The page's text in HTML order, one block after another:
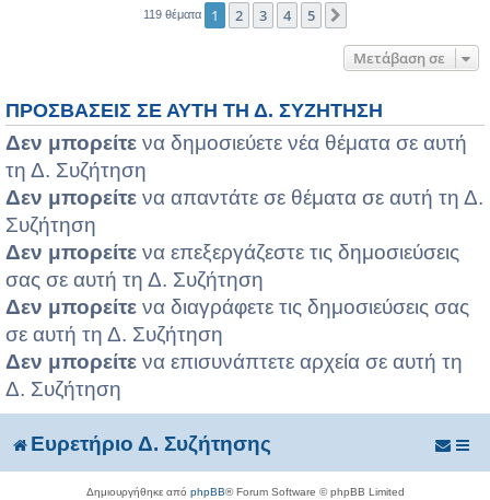
119 θέματα 1 2 3 4 5
Μετάβαση σε
ΠΡΟΣΒΆΣΕΙΣ ΣΕ ΑΥΤΉ ΤΗ Δ. ΣΥΖΉΤΗΣΗ
Δεν μπορείτε να δημοσιεύετε νέα θέματα σε αυτή
τη Δ. Συζήτηση
Δεν μπορείτε να απαντάτε σε θέματα σε αυτή τη Δ.
Συζήτηση
Δεν μπορείτε να επεξεργάζεστε τις δημοσιεύσεις
σας σε αυτή τη Δ. Συζήτηση
Δεν μπορείτε να διαγράφετε τις δημοσιεύσεις σας
σε αυτή τη Δ. Συζήτηση
Δεν μπορείτε να επισυνάπτετε αρχεία σε αυτή τη
Δ. Συζήτηση
Ευρετήριο Δ. Συζήτησης
Δημιουργήθηκε από phpBB® Forum Software © phpBB Limited